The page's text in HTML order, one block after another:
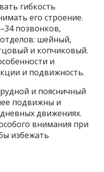
гибкость
его строение.
позвонков,
шейный,
и копчиковый.
и
и подвижность.
и поясничный
подвижны и
движениях.
внимания при
избежать